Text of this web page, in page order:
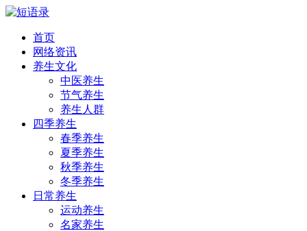
首页
网络资讯
养生文化
中医养生
节气养生
养生人群
四季养生
春季养生
夏季养生
秋季养生
冬季养生
日常养生
运动养生
名家养生